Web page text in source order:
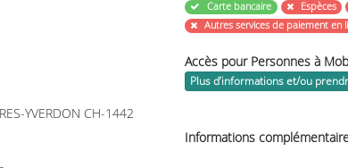
YVERDON CH-1442
Carte bancaire Espèces
Autres services de paiement en
Accès pour Personnes à
Plus d’informations et/ou
Informations